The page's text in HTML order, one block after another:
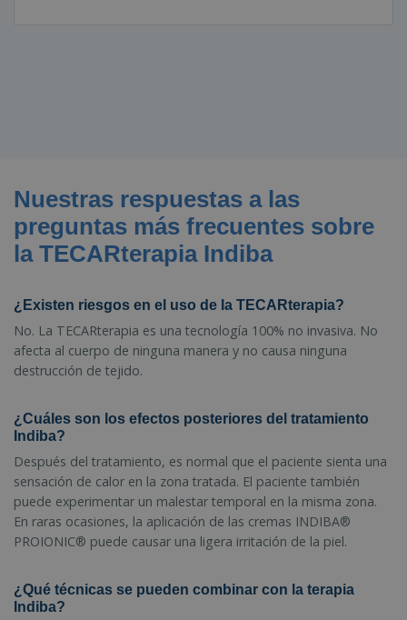
Nuestras respuestas a las
preguntas más frecuentes sobre
la TECARterapia Indiba
¿Existen riesgos en el uso de la TECARterapia?
No. La TECARterapia es una tecnología 100% no invasiva. No
afecta al cuerpo de ninguna manera y no causa ninguna
destrucción de tejido.
¿Cuáles son los efectos posteriores del tratamiento
Indiba?
Después del tratamiento, es normal que el paciente sienta una
sensación de calor en la zona tratada. El paciente también
puede experimentar un malestar temporal en la misma zona.
En raras ocasiones, la aplicación de las cremas INDIBA®
PROIONIC® puede causar una ligera irritación de la piel.
¿Qué técnicas se pueden combinar con la terapia
Indiba?